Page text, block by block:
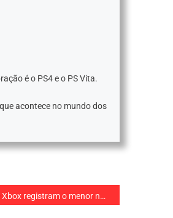
é o PS4 e o PS Vita.
acontece no mundo dos
Playstation e Xbox registram o menor número de vendas desde 2005